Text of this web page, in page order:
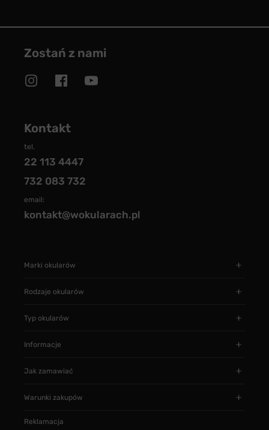
Zostań z nami
Kontakt
tel.
22 113 4447
732 083 732
email:
kontakt@wokularach.pl
Marki okularów
Rodzaje okularów
Typ okularów
Informacje
Jak zamawiać
Warunki zakupów
Reklamacja